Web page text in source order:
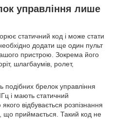
управління лише
статичний код і може стати
додати ще один пульт
пристрою. Зокрема його
шлагбаумів, ролет,
подібних брелок управління
і мають статичний
відбувається розпізнання
що приймається. Такий код не